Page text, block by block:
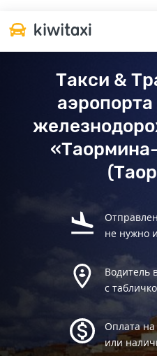
Такси &
не нужно
Водитель
с
Оплата на
или